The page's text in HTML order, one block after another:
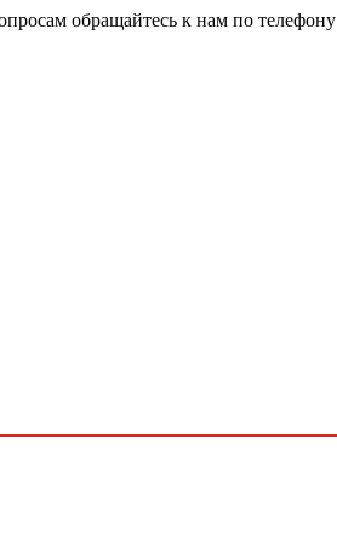
обращайтесь к нам по телефону